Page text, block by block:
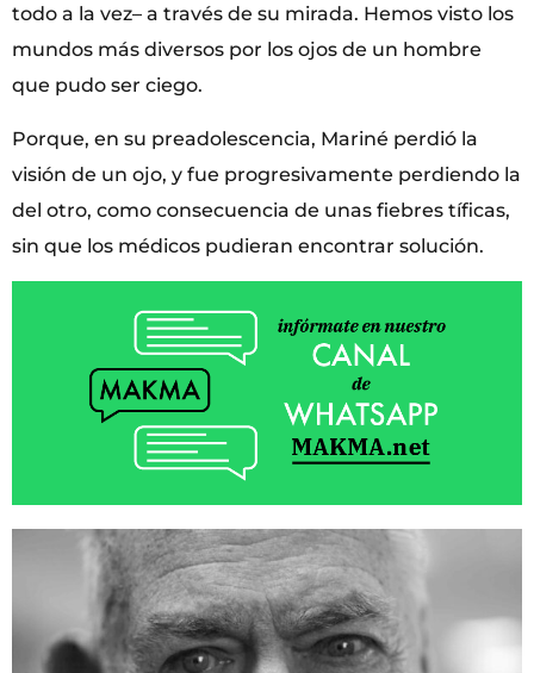
todo a la vez– a través de su mirada. Hemos visto los
mundos más diversos por los ojos de un hombre
que pudo ser ciego.
Porque, en su preadolescencia, Mariné perdió la
visión de un ojo, y fue progresivamente perdiendo la
del otro, como consecuencia de unas fiebres tíficas,
sin que los médicos pudieran encontrar solución.